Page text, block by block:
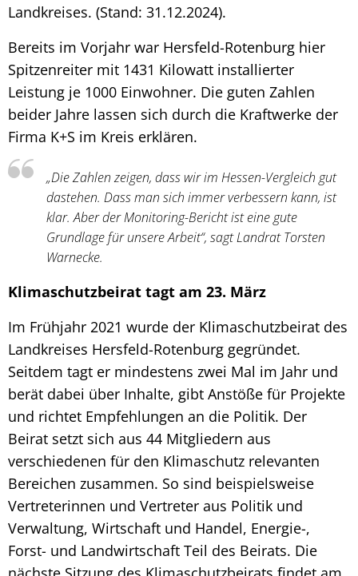
Landkreises. (Stand: 31.12.2024).
Bereits im Vorjahr war Hersfeld-Rotenburg hier
Spitzenreiter mit 1431 Kilowatt installierter
Leistung je 1000 Einwohner. Die guten Zahlen
beider Jahre lassen sich durch die Kraftwerke der
Firma K+S im Kreis erklären.
„Die Zahlen zeigen, dass wir im Hessen-Vergleich gut
dastehen. Dass man sich immer verbessern kann, ist
klar. Aber der Monitoring-Bericht ist eine gute
Grundlage für unsere Arbeit“, sagt Landrat Torsten
Warnecke.
Klimaschutzbeirat tagt am 23. März
Im Frühjahr 2021 wurde der Klimaschutzbeirat des
Landkreises Hersfeld-Rotenburg gegründet.
Seitdem tagt er mindestens zwei Mal im Jahr und
berät dabei über Inhalte, gibt Anstöße für Projekte
und richtet Empfehlungen an die Politik. Der
Beirat setzt sich aus 44 Mitgliedern aus
verschiedenen für den Klimaschutz relevanten
Bereichen zusammen. So sind beispielsweise
Vertreterinnen und Vertreter aus Politik und
Verwaltung, Wirtschaft und Handel, Energie-,
Forst- und Landwirtschaft Teil des Beirats. Die